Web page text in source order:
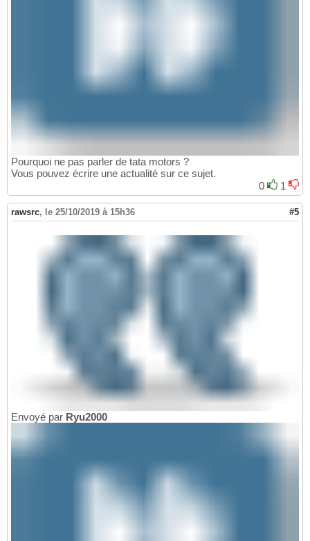
Pourquoi ne pas parler de tata motors ?
Vous pouvez écrire une actualité sur ce sujet.
0
1
rawsrc, le 25/10/2019 à 15h36 #5
Envoyé par Ryu2000